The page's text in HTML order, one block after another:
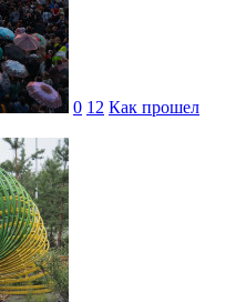
0 12 Как прошел